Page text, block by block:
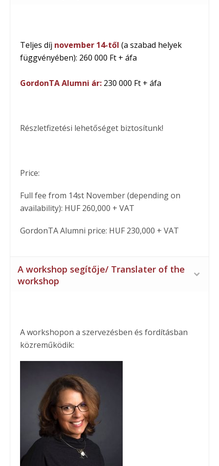
Teljes díj november 14-től (a szabad helyek
függvényében): 260 000 Ft + áfa
GordonTA Alumni ár: 230 000 Ft + áfa
Részletfizetési lehetőséget biztosítunk!
Price:
Full fee from 14st November (depending on
availability): HUF 260,000 + VAT
GordonTA Alumni price: HUF 230,000 + VAT
A workshop segítője/ Translater of the
workshop
A workshopon a szervezésben és fordításban
közreműködik: